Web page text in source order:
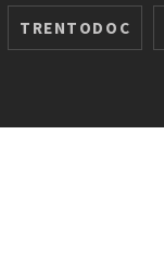
TRENTODOC